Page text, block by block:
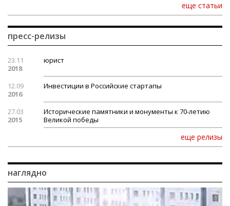
еще статьи
пресс-релизы
23.11
2018
юрист
12.09
2016
Инвестиции в Российские стартапы
27.03
2015
Исторические памятники и монументы к 70-летию
Великой победы
еще релизы
наглядно